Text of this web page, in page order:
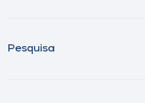
Pesquisa